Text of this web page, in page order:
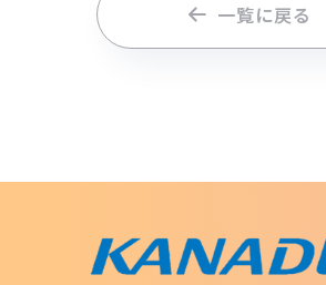
一覧に戻る